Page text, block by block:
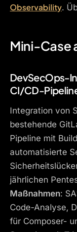
Observability.
Mini-Case
DevSecOps-
CI/CD-
Integration von
bestehende
Pipeline mit
automatisierte
jährlichen
Maßnahmen:
Code-Analyse,
für Composer-